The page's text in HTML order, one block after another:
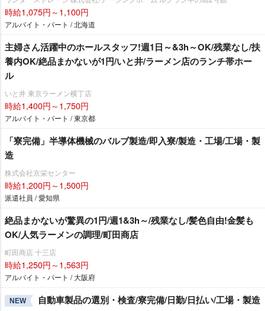
時給1,075円～1,100円
アルバイト・パート / 北海道
主婦さん活躍中のホールスタッフ!週1日～&3h～OK/残業なし/扶
養内OK/絶品まかないが1円/いと井/ラーメン店のランチ帯ホー
ル
いと井 東京ラーメン横丁店
時給1,400円～1,750円
アルバイト・パート / 東京都
「寮完備」半導体機械のバルブ製造/即入寮/製造・工場/工場・製
造
株式会社京栄センター
時給1,200円～1,500円
派遣社員 / 愛知県
絶品まかないが驚異の1円/週1&3h～/残業なし/髪色自由!金髪も
OK/人気ラーメンの調理/町田商店
町田商店 十三店
時給1,250円～1,563円
アルバイト・パート / 大阪府
NEW 自動車製品の選別・検査/寮完備/日勤/日払い/工場・製造